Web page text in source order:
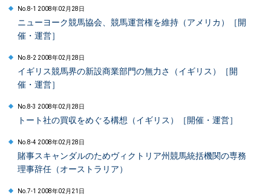
No.8-1 2008年02月28日
ニューヨーク競馬協会、競馬運営権を維持（アメリカ）［開
催・運営］
No.8-2 2008年02月28日
イギリス競馬界の新設商業部門の無力さ（イギリス）［開
催・運営］
No.8-3 2008年02月28日
トート社の買収をめぐる構想（イギリス）［開催・運営］
No.8-4 2008年02月28日
賭事スキャンダルのためヴィクトリア州競馬統括機関の専務
理事辞任（オーストラリア）
No.7-1 2008年02月21日